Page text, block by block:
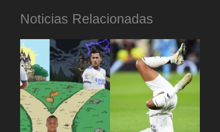
Noticias Relacionadas